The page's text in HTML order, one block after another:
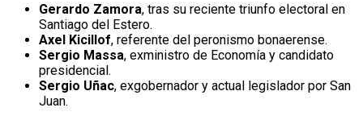
Gerardo Zamora, tras su reciente triunfo electoral en
Santiago del Estero.
Axel Kicillof, referente del peronismo bonaerense.
Sergio Massa, exministro de Economía y candidato
presidencial.
Sergio Uñac, exgobernador y actual legislador por San
Juan.